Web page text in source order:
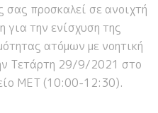
σας προσκαλεί σε ανοιχτή
για την ενίσχυση της
ατόμων με νοητική
Τετάρτη 29/9/2021 στο
MET (10:00-12:30).